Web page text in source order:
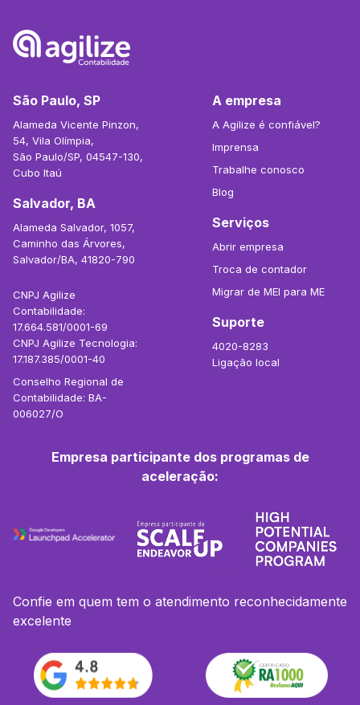
São Paulo, SP
Alameda Vicente Pinzon,
54, Vila Olímpia,
São Paulo/SP, 04547-130,
Cubo Itaú
Salvador, BA
Alameda Salvador, 1057,
Caminho das Árvores,
Salvador/BA, 41820-790
CNPJ Agilize
Contabilidade:
17.664.581/0001-69
CNPJ Agilize Tecnologia:
17.187.385/0001-40
Conselho Regional de
Contabilidade: BA-
006027/O
A empresa
A Agilize é confiável?
Imprensa
Trabalhe conosco
Blog
Serviços
Abrir empresa
Troca de contador
Migrar de MEI para ME
Suporte
4020-8283
Ligação local
Empresa participante dos programas de
aceleração:
Confie em quem tem o atendimento reconhecidamente
excelente